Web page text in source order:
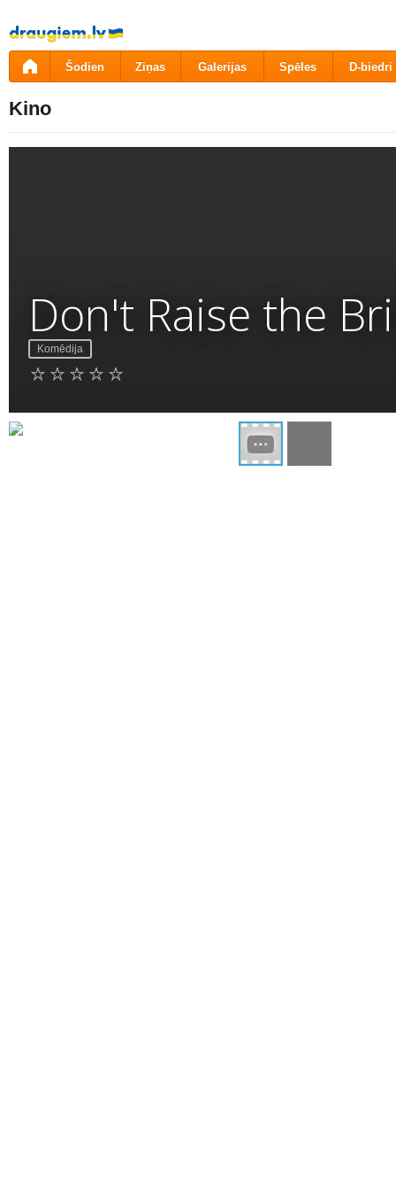
Pāriet
uz
saturu
Šodien Ziņas Galerijas Spēles D-biedri
Kino
Don't Raise the
Komēdija